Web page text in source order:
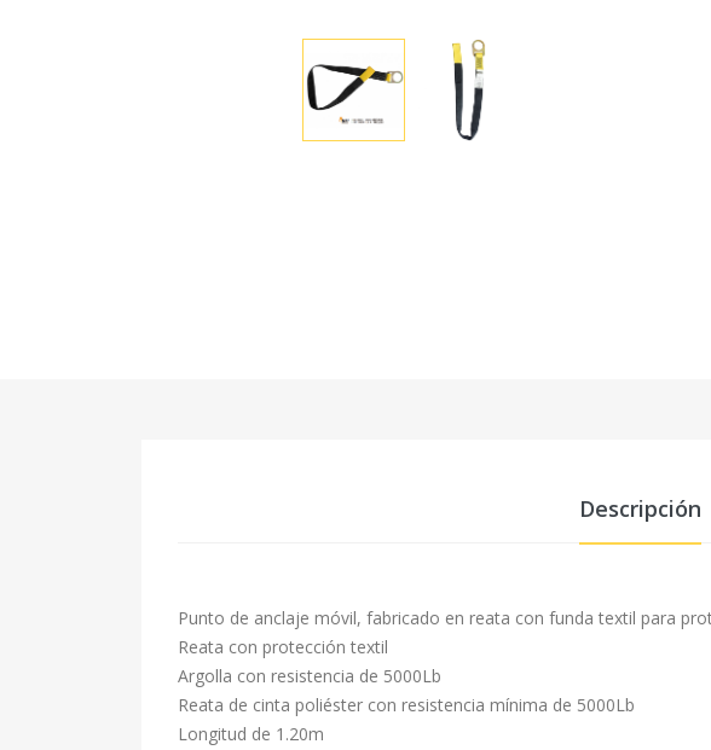
Descripción
Punto de anclaje móvil, fabricado en reata con funda textil para
Reata con protección textil
Argolla con resistencia de 5000Lb
Reata de cinta poliéster con resistencia mínima de 5000Lb
Longitud de 1.20m